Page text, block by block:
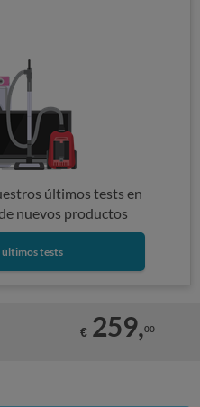
últimos tests en
nuevos productos
tests
€ 259,00